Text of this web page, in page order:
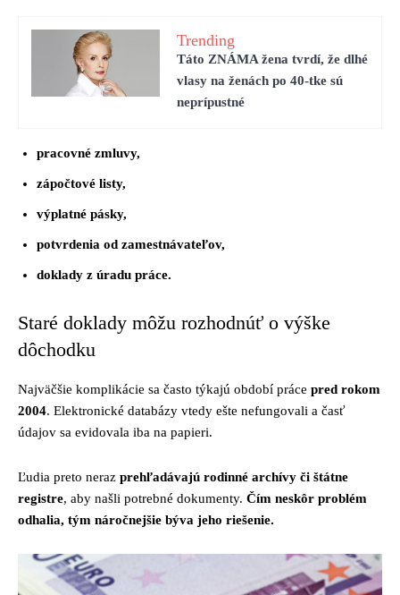
Trending
Táto ZNÁMA žena tvrdí, že dlhé
vlasy na ženách po 40-tke sú
neprípustné
pracovné zmluvy,
zápočtové listy,
výplatné pásky,
potvrdenia od zamestnávateľov,
doklady z úradu práce.
Staré doklady môžu rozhodnúť o výške
dôchodku
Najväčšie komplikácie sa často týkajú období práce pred rokom
2004. Elektronické databázy vtedy ešte nefungovali a časť
údajov sa evidovala iba na papieri.
Ľudia preto neraz prehľadávajú rodinné archívy či štátne
registre, aby našli potrebné dokumenty. Čím neskôr problém
odhalia, tým náročnejšie býva jeho riešenie.